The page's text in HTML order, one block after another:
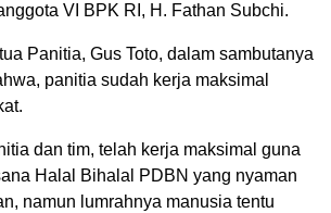
VI BPK RI, H. Fathan Subchi.
Panitia, Gus Toto, dalam sambutanya
panitia sudah kerja maksimal
dan tim, telah kerja maksimal guna
Halal Bihalal PDBN yang nyaman
namun lumrahnya manusia tentu